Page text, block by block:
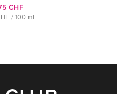
CHF
/ 100 ml